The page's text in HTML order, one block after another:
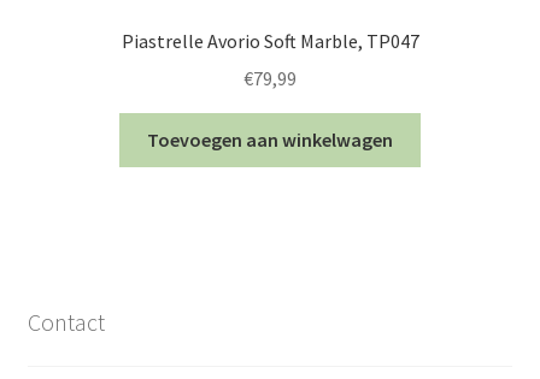
Piastrelle Avorio Soft Marble, TP047
€79,99
Toevoegen aan winkelwagen
Contact